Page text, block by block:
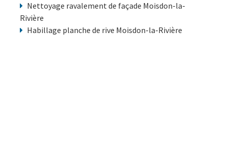
Nettoyage ravalement de façade Moisdon-la-
Rivière
Habillage planche de rive Moisdon-la-Rivière